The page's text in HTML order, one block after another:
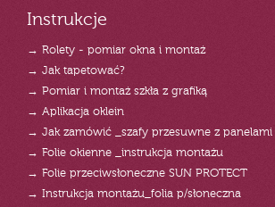
Instrukcje
→ Rolety - pomiar okna i montaż
→ Jak tapetować?
→ Pomiar i montaż szkła z grafiką
→ Aplikacja oklein
→ Jak zamówić _szafy przesuwne z panelami
→ Folie okienne _instrukcja montażu
→ Folie przeciwsłoneczne SUN PROTECT
→ Instrukcja montażu_folia p/słoneczna